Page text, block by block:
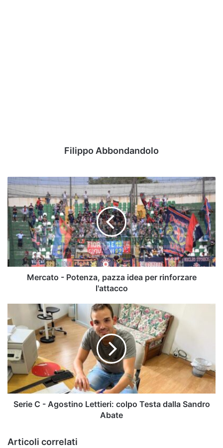
Filippo Abbondandolo
Mercato
-
Potenza,
pazza
idea
per
rinforzare
l'attacco
Mercato - Potenza, pazza idea per rinforzare
l'attacco
C
Agostino
Lettieri:
colpo
Testa
dalla
Sandro
Abate
Serie C - Agostino Lettieri: colpo Testa dalla Sandro
Abate
Articoli correlati